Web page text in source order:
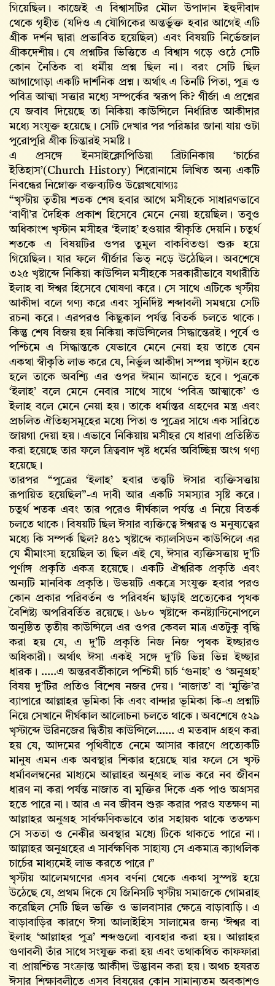
গিয়েছিল। কাজেই এ বিশ্বাসটির মৌল উপাদান ইহুদীবাদ
থেকে গৃহীত (যদিও এ যৌগিকের অন্তর্ভুক্ত হবার আগেই এটি
গ্রীক দর্শন দ্বারা প্রভাবিত হয়েছিল) এবং বিষয়টি নির্ভেজাল
গ্রীকদেশীয়। যে প্রশ্নটির ভিত্তিতে এ বিশ্বাস গড়ে ওঠে সেটি
কোন নৈতিক বা ধর্মীয় প্রশ্ন ছিল না। বরং সেটি ছিল
আগাগোড়া একটি দার্শনিক প্রশ্ন। অর্থাৎ এ তিনটি পিতা, পুত্র ও
পবিত্র আত্মা সত্তার মধ্যে সম্পর্কের স্বরূপ কি? গীর্জা এ প্রশ্নের
যে জবাব দিয়েছে তা নিকিয়া কাউন্সিলে নির্ধারিত আকীদার
মধ্যে সংযুক্ত হয়েছে। সেটি দেখার পর পরিষ্কার জানা যায় ওটা
পুরোপুরি গ্রীক চিন্তারই সমষ্টি।
এ প্রসঙ্গে ইনসাইক্লোপিডিয়া ব্রিটানিকায় ‘চার্চের
ইতিহাস’(Church History) শিরোনামে লিখিত অন্য একটি
নিবন্ধের নিম্নোক্ত বক্তব্যটিও উল্লেখযোগ্যঃ
“খৃস্টীয় তৃতীয় শতক শেষ হবার আগে মসীহকে সাধারণভাবে
‘বাণী’র দৈহিক প্রকাশ হিসেবে মেনে নেয়া হয়েছিল। তবুও
অধিকাংশ খৃস্টান মসীহর ‘ইলাহ’ হওয়ার স্বীকৃতি দেয়নি। চতুর্থ
শতকে এ বিষয়টির ওপর তুমুল বাকবিতণ্ডা শুরু হয়ে
গিয়েছিল। যার ফলে গীর্জার ভিত্ নড়ে উঠেছিল। অবশেষে
৩২৫ খৃষ্টাব্দে নিকিয়া কাউন্সিল মসীহকে সরকারীভাবে যথারীতি
ইলাহ বা ঈশ্বর হিসেবে ঘোষণা করে। সে সাথে এটিকে খৃস্টীয়
আকীদা বলে গণ্য করে এবং সুনির্দিষ্ট শব্দাবলী সমন্বয়ে সেটি
রচনা করে। এরপরও কিছুকাল পর্যন্ত বিতর্ক চলতে থাকে।
কিন্তু শেষ বিজয় হয় নিকিয়া কাউন্সিলের সিদ্ধান্তেরই। পূর্বে ও
পশ্চিমে এ সিদ্ধান্তকে যেভাবে মেনে নেয়া হয় তাতে যেন
একথা স্বীকৃতি লাভ করে যে, নির্ভুল আকীদা সম্পন্ন খৃস্টান হতে
হলে তাকে অবশ্যি এর ওপর ঈমান আনতে হবে। পুত্রকে
‘ইলাহ’ বলে মেনে নেবার সাথে সাথে ‘পবিত্র আত্মাকে’ ও
ইলাহ বলে মেনে নেয়া হয়। তাকে ধর্মান্তর গ্রহণের মন্ত্র এবং
প্রচলিত ঐতিহ্যসমূহের মধ্যে পিতা ও পুত্রের সাথে এক সারিতে
জায়গা দেয়া হয়। এভাবে নিকিয়ায় মসীহর যে ধারণা প্রতিষ্ঠিত
করা হয়েছে তার ফলে ত্রিত্ববাদ খৃষ্ট ধর্মের অবিচ্ছিন্ন অংগ গণ্য
হয়েছে।
তারপর “পুত্রের ‘ইলাহ’ হবার তত্ত্বটি ঈসার ব্যক্তিসত্তায়
রূপায়িত হয়েছিল”-এ দাবী আর একটি সমস্যার সৃষ্টি করে।
চতুর্থ শতক এবং তার পরেও দীর্ঘকাল পর্যন্ত এ নিয়ে বিতর্ক
চলতে থাকে। বিষয়টি ছিল ঈসার ব্যক্তিত্বে ঈশ্বরত্ব ও মনুষ্যত্বের
মধ্যে কি সম্পর্ক ছিল? ৪৫১ খৃষ্টাব্দে ক্যালসিডন কাউন্সিলে এর
যে মীমাংসা হয়েছিল তা ছিল এই যে, ঈসার ব্যক্তিসত্তায় দু’টি
পূর্ণাঙ্গ প্রকৃতি একত্র হয়েছে। একটি ঐশ্বরিক প্রকৃতি এবং
অন্যটি মানবিক প্রকৃতি। উভয়টি একত্রে সংযুক্ত হবার পরও
কোন প্রকার পরিবর্তন ও পরিবর্ধন ছাড়াই প্রত্যেকের পৃথক
বৈশিষ্ট্য অপরিবর্তিত রয়েছে। ৬৮০ খৃষ্টাব্দে কনষ্ট্যান্টিনোপলে
অনুষ্ঠিত তৃতীয় কাউন্সিলে এর ওপর কেবল মাত্র এতটুকু বৃদ্ধি
করা হয় যে, এ দু’টি প্রকৃতি নিজ নিজ পৃথক ইচ্ছারও
অধিকারী। অর্থাৎ ঈসা একই সঙ্গে দু’টি ভিন্ন ভিন্ন ইচ্ছার
ধারক। .....এ অন্তরবর্তীকালে পশ্চিমী চার্চ ‘গুনাহ’ ও ‘অনুগ্রহ’
বিষয় দু’টির প্রতিও বিশেষ নজর দেয়। ‘নাজাত’ বা ‘মুক্তি’র
ব্যাপারে আল্লাহর ভূমিকা কি এবং বান্দার ভূমিকা কি-এ প্রশ্নটি
নিয়ে সেখানে দীর্ঘকাল আলোচনা চলতে থাকে। অবশেষে ৫২৯
খৃস্টাব্দে উরিনজের দ্বিতীয় কাউন্সিলে...... এ মতবাদ গ্রহণ করা
হয় যে, আদমের পৃথিবীতে নেমে আসার কারণে প্রত্যেকটি
মানুষ এমন এক অবস্থার শিকার হয়েছে যার ফলে সে খৃস্ট
ধর্মাবলম্বনের মাধ্যমে আল্লাহর অনুগ্রহ লাভ করে নব জীবন
ধারণ না করা পর্যন্ত নাজাত বা মুক্তির দিকে এক পাও অগ্রসর
হতে পারে না। আর এ নব জীবন শুরু করার পরও যতক্ষণ না
আল্লাহর অনুগ্রহ সার্বক্ষণিকভাবে তার সহায়ক থাকে ততক্ষণ
সে সততা ও নেকীর অবস্থার মধ্যে টিকে থাকতে পারে না।
আল্লাহর অনুগ্রহের এ সার্বক্ষণিক সাহায্য সে একমাত্র ক্যাথলিক
চার্চের মাধ্যমেই লাভ করতে পারে।”
খৃস্টীয় আলেমগণের এসব বর্ণনা থেকে একথা সুস্পষ্ট হয়ে
উঠেছে যে, প্রথম দিকে যে জিনিসটি খৃস্টীয় সমাজকে গোমরাহ
করেছিল সেটি ছিল ভক্তি ও ভালবাসার ক্ষেত্রে বাড়াবাড়ি। এ
বাড়াবাড়ির কারণে ঈসা আলাইহিস সালামের জন্য ‘ঈশ্বর বা
ইলাহ ‘আল্লাহর পুত্র’ শব্দগুলো ব্যবহার করা হয়। আল্লাহর
গুণাবলী তাঁর সাথে সংযুক্ত করা হয় এবং তথাকথিত কাফফারা
বা প্রায়শ্চিত্ত সংক্রান্ত আকীদা উদ্ভাবন করা হয়। অথচ হযরত
ঈসার শিক্ষাবলীতে এসব বিষয়ের কোন সামান্যতম অবকাশও